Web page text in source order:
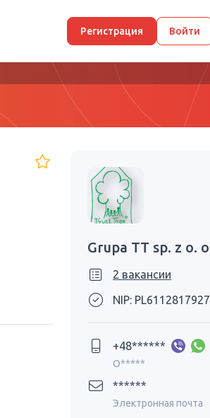
Регистрация Войти
Grupa TT sp. z o. o
2 вакансии
NIP: PL6112817927
+48******
O*****
******
Электронная почта